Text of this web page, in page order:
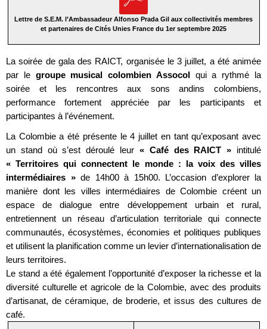
Lettre de S.E.M. l’Ambassadeur Alfonso Prada Gil aux collectivités membres
et partenaires de Cités Unies France du 1er septembre 2025
La soirée de gala des RAICT, organisée le 3 juillet, a été animée
par le groupe musical colombien Assocolqui a rythmé la
soirée et les rencontres aux sons andins colombiens,
performance fortement appréciée par les participants et
participantes à l’événement.
La Colombie a été présente le 4 juillet en tant qu’exposant avec
un stand où s’est déroulé leur « Café des RAICT » intitulé
« Territoires qui connectent le monde : la voix des villes
intermédiaires »de 14h00 à 15h00. L’occasion d’explorer la
manière dont les villes intermédiaires de Colombie créent un
espace de dialogue entre développement urbain et rural,
entretiennent un réseau d’articulation territoriale qui connecte
communautés, écosystèmes, économies et politiques publiques
et utilisent la planification comme un levier d’internationalisation de
leurs territoires.
Le stand a été également l’opportunité d’exposer la richesse et la
diversité culturelle et agricole de la Colombie, avec des produits
d’artisanat, de céramique, de broderie, et issus des cultures de
café.